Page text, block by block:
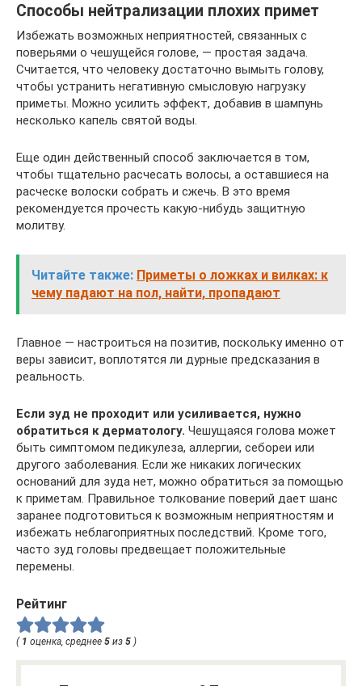
Способы нейтрализации плохих примет
Избежать возможных неприятностей, связанных с
поверьями о чешущейся голове, — простая задача.
Считается, что человеку достаточно вымыть голову,
чтобы устранить негативную смысловую нагрузку
приметы. Можно усилить эффект, добавив в шампунь
несколько капель святой воды.
Еще один действенный способ заключается в том,
чтобы тщательно расчесать волосы, а оставшиеся на
расческе волоски собрать и сжечь. В это время
рекомендуется прочесть какую-нибудь защитную
молитву.
Читайте также: Приметы о ложках и вилках: к
чему падают на пол, найти, пропадают
Главное — настроиться на позитив, поскольку именно от
веры зависит, воплотятся ли дурные предсказания в
реальность.
Если зуд не проходит или усиливается, нужно
обратиться к дерматологу. Чешущаяся голова может
быть симптомом педикулеза, аллергии, себореи или
другого заболевания. Если же никаких логических
оснований для зуда нет, можно обратиться за помощью
к приметам. Правильное толкование поверий дает шанс
заранее подготовиться к возможным неприятностям и
избежать неблагоприятных последствий. Кроме того,
часто зуд головы предвещает положительные
перемены.
Рейтинг
( 1 оценка, среднее 5 из 5 )